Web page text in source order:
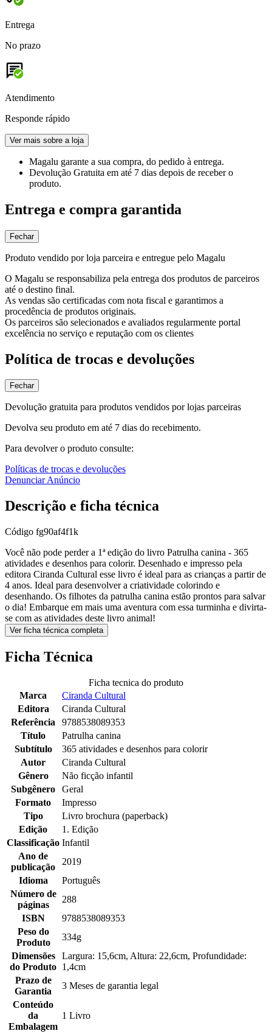
Entrega
No prazo
Atendimento
Responde rápido
Ver mais sobre a loja
Magalu garante a sua compra, do pedido à entrega.
Devolução Gratuita em até 7 dias depois de receber o
produto.
Entrega e compra garantida
Fechar
Produto vendido por loja parceira e entregue pelo Magalu
O Magalu se responsabiliza pela entrega dos produtos de parceiros
até o destino final.
As vendas são certificadas com nota fiscal e garantimos a
procedência de produtos originais.
Os parceiros são selecionados e avaliados regularmente portal
excelência no serviço e reputação com os clientes
Política de trocas e devoluções
Fechar
Devolução gratuita para produtos vendidos por lojas parceiras
Devolva seu produto em até 7 dias do recebimento.
Para devolver o produto consulte:
Políticas de trocas e devoluções
Denunciar Anúncio
Descrição e ficha técnica
Código fg90af4f1k
Você não pode perder a 1ª edição do livro Patrulha canina - 365
atividades e desenhos para colorir. Desenhado e impresso pela
editora Ciranda Cultural esse livro é ideal para as crianças a partir de
4 anos. Ideal para desenvolver a criatividade colorindo e
desenhando. Os filhotes da patrulha canina estão prontos para salvar
o dia! Embarque em mais uma aventura com essa turminha e divirta-
se com as atividades deste livro animal!
Ver ficha técnica completa
Ficha Técnica
Ficha tecnica do produto
Marca
Ciranda Cultural
Editora
Ciranda Cultural
Referência
9788538089353
Título
Patrulha canina
Subtítulo
365 atividades e desenhos para colorir
Autor
Ciranda Cultural
Gênero
Não ficção infantil
Subgênero
Geral
Formato
Impresso
Tipo
Livro brochura (paperback)
Edição
1. Edição
Classificação Infantil
Ano de
publicação
2019
Idioma
Português
Número de
páginas
288
ISBN
9788538089353
Peso do
Produto
334g
Dimensões
do Produto
Largura: 15,6cm, Altura: 22,6cm, Profundidade:
1,4cm
Prazo de
Garantia
3 Meses de garantia legal
Conteúdo
da
Embalagem
1 Livro